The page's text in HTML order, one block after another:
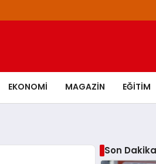
EKONOMI MAGAZIN EĞITIM
Son Dakika